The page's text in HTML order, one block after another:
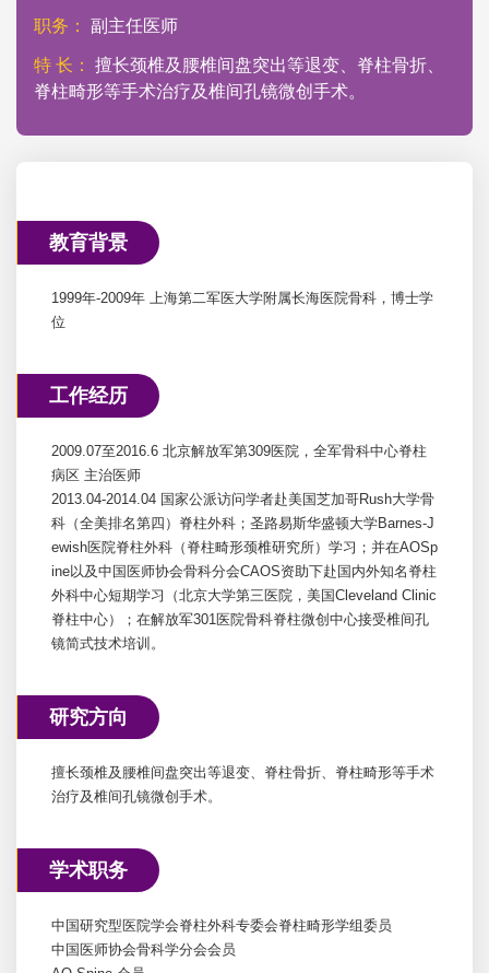
职务： 副主任医师
特 长： 擅长颈椎及腰椎间盘突出等退变、脊柱骨折、
脊柱畸形等手术治疗及椎间孔镜微创手术。
教育背景
1999年-2009年 上海第二军医大学附属长海医院骨科，博士学
位
工作经历
2009.07至2016.6 北京解放军第309医院，全军骨科中心脊柱
病区 主治医师
2013.04-2014.04 国家公派访问学者赴美国芝加哥Rush大学骨
科（全美排名第四）脊柱外科；圣路易斯华盛顿大学Barnes-J
ewish医院脊柱外科（脊柱畸形颈椎研究所）学习；并在AOSp
ine以及中国医师协会骨科分会CAOS资助下赴国内外知名脊柱
外科中心短期学习（北京大学第三医院，美国Cleveland Clinic
脊柱中心）；在解放军301医院骨科脊柱微创中心接受椎间孔
镜简式技术培训。
研究方向
擅长颈椎及腰椎间盘突出等退变、脊柱骨折、脊柱畸形等手术
治疗及椎间孔镜微创手术。
学术职务
中国研究型医院学会脊柱外科专委会脊柱畸形学组委员
中国医师协会骨科学分会会员